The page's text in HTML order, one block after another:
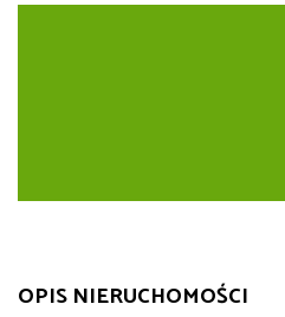
OPIS NIERUCHOMOŚCI